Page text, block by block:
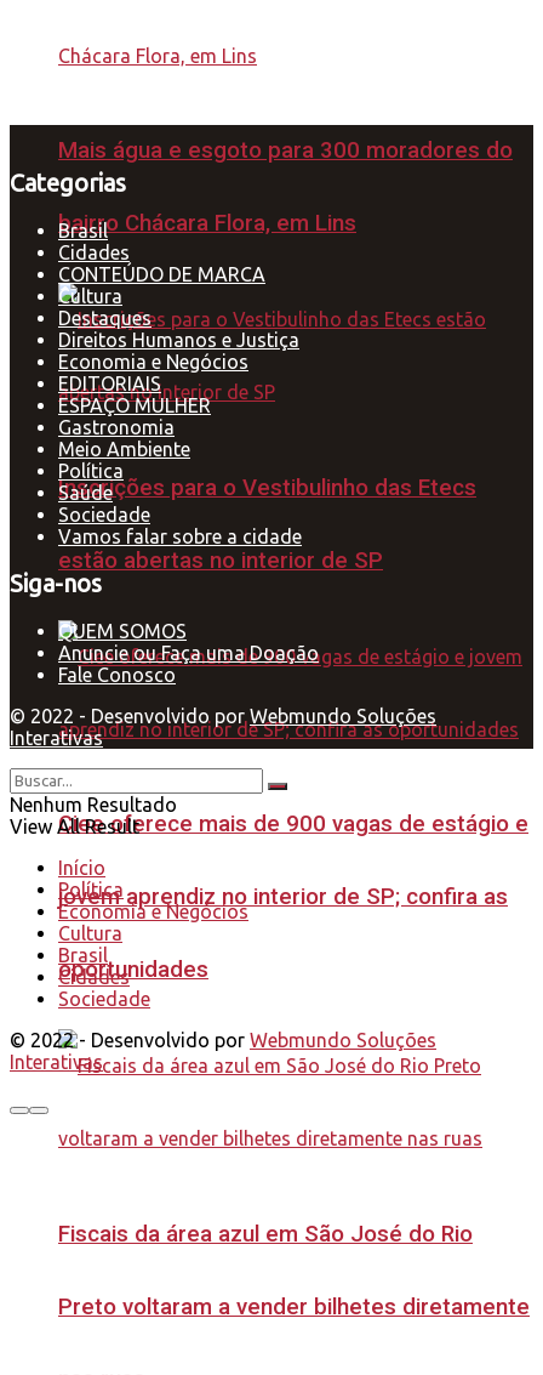
Mais água e esgoto para 300 moradores do
bairro Chácara Flora, em Lins
Inscrições para o Vestibulinho das Etecs
estão abertas no interior de SP
Ciee oferece mais de 900 vagas de estágio e
jovem aprendiz no interior de SP; confira as
oportunidades
Fiscais da área azul em São José do Rio
Preto voltaram a vender bilhetes diretamente
Categorias
Brasil
Cidades
CONTEÚDO DE MARCA
Cultura
Destaques
Direitos Humanos e Justiça
Economia e Negócios
EDITORIAIS
ESPAÇO MULHER
Gastronomia
Meio Ambiente
Política
Saúde
Sociedade
Vamos falar sobre a cidade
Siga-nos
QUEM SOMOS
Anuncie ou Faça uma Doação
Fale Conosco
© 2022 - Desenvolvido porWebmundo Soluções
Interativas
Nenhum Resultado
View All Result
Início
Política
Economia e Negócios
Cultura
Brasil
Cidades
Sociedade
© 2022 - Desenvolvido por Webmundo Soluções
Interativas